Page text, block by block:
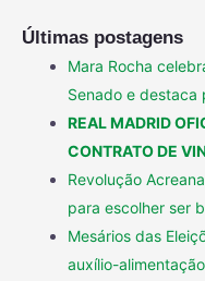
Últimas postagens
Mara Rocha
Senado e destaca
REAL MADRID
CONTRATO DE
Revolução
para escolher ser
Mesários das
auxílio-